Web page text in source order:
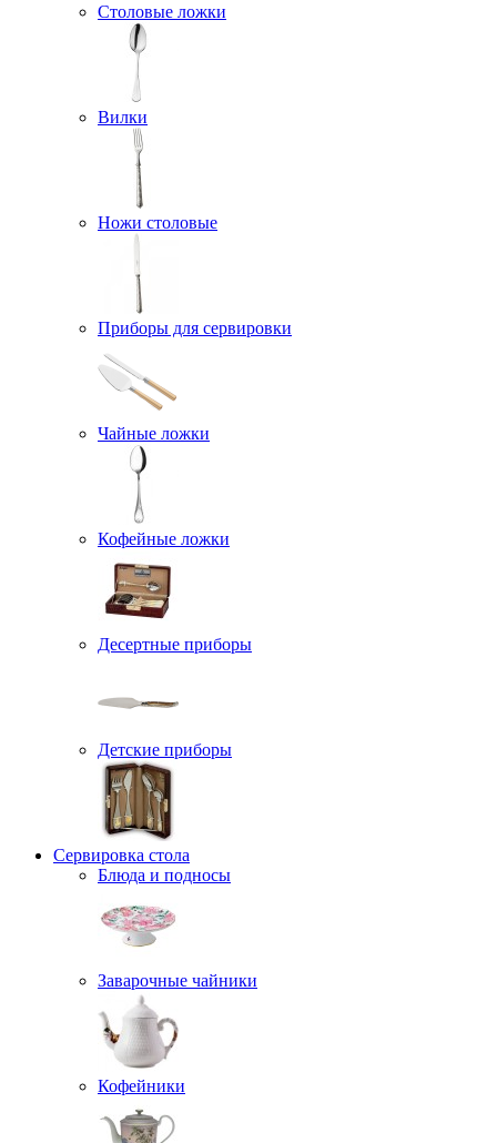
Столовые ложки
Вилки
Ножи столовые
Приборы для сервировки
Чайные ложки
Кофейные ложки
Десертные приборы
Детские приборы
Сервировка стола
Блюда и подносы
Заварочные чайники
Кофейники